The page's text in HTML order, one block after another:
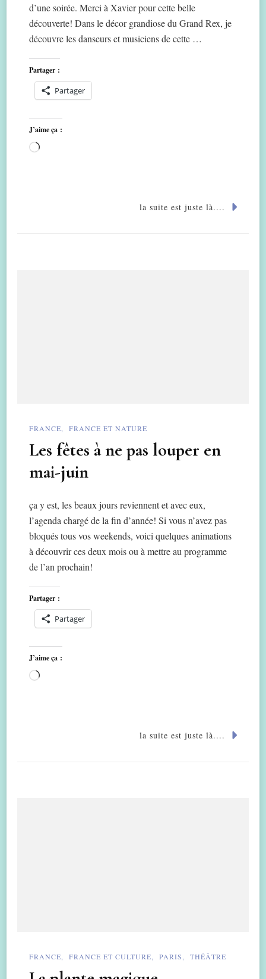
d’une soirée. Merci à Xavier pour cette belle
découverte! Dans le décor grandiose du Grand Rex, je
découvre les danseurs et musiciens de cette …
Partager :
Partager
J’aime ça :
Chargement…
la suite est juste là....
FRANCE FRANCE ET NATURE
Les fêtes à ne pas louper en
mai-juin
ça y est, les beaux jours reviennent et avec eux,
l’agenda chargé de la fin d’année! Si vous n’avez pas
bloqués tous vos weekends, voici quelques animations
à découvrir ces deux mois ou à mettre au programme
de l’an prochain!
Partager :
Partager
J’aime ça :
Chargement…
la suite est juste là....
FRANCE FRANCE ET CULTURE PARIS THÉÂTRE